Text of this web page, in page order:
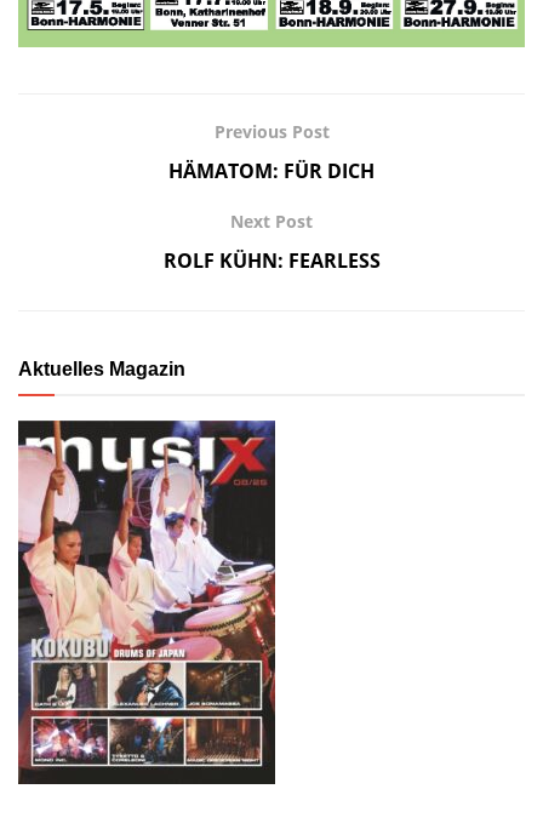
Previous Post
HÄMATOM: FÜR DICH
Next Post
ROLF KÜHN: FEARLESS
Aktuelles Magazin